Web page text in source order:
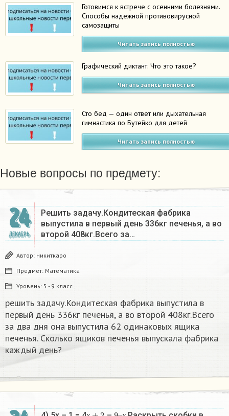
Готовимся к встрече с осенними болезнями.
Способы надежной противовирусной
самозащиты
Читать запись полностью
Графический диктант. Что это такое?
Читать запись полностью
Сто бед — один ответ или дыхательная
гимнастика по Бутейко для детей
Читать запись полностью
Новые вопросы по предмету:
24
ДЕКАБРЬ
Решить задачу.Кондитеская фабрика
выпустила в первый день 336кг печенья, а во
второй 408кг.Всего за…
Автор: никиткаро
Предмет: Математика
Уровень: 5 - 9 класс
решить задачу.Кондитеская фабрика выпустила в
первый день 336кг печенья, а во второй 408кг.Всего
за два дня она выпустила 62 одинаковых ящика
печенья. Сколько ящиков печенья выпускала фабрика
каждый день?
х+2 9–
х